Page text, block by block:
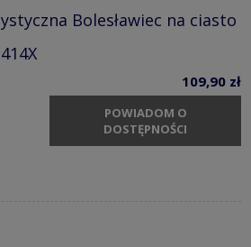
Bolesławiec na ciasto
109,90 zł
POWIADOM O
DOSTĘPNOŚCI